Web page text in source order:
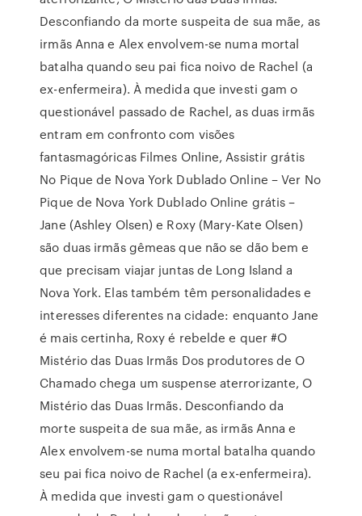
Desconfiando da morte suspeita de sua mãe, as
irmãs Anna e Alex envolvem-se numa mortal
batalha quando seu pai fica noivo de Rachel (a
ex-enfermeira). À medida que investi gam o
questionável passado de Rachel, as duas irmãs
entram em confronto com visões
fantasmagóricas Filmes Online, Assistir grátis
No Pique de Nova York Dublado Online – Ver No
Pique de Nova York Dublado Online grátis –
Jane (Ashley Olsen) e Roxy (Mary-Kate Olsen)
são duas irmãs gêmeas que não se dão bem e
que precisam viajar juntas de Long Island a
Nova York. Elas também têm personalidades e
interesses diferentes na cidade: enquanto Jane
é mais certinha, Roxy é rebelde e quer #O
Mistério das Duas Irmãs Dos produtores de O
Chamado chega um suspense aterrorizante, O
Mistério das Duas Irmãs. Desconfiando da
morte suspeita de sua mãe, as irmãs Anna e
Alex envolvem-se numa mortal batalha quando
seu pai fica noivo de Rachel (a ex-enfermeira).
À medida que investi gam o questionável